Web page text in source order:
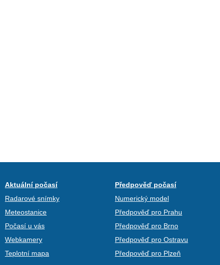
Aktuální počasí
Radarové snímky
Meteostanice
Počasí u vás
Webkamery
Teplotní mapa
Předpověď počasí
Numerický model
Předpověď pro Prahu
Předpověď pro Brno
Předpověď pro Ostravu
Předpověď pro Plzeň